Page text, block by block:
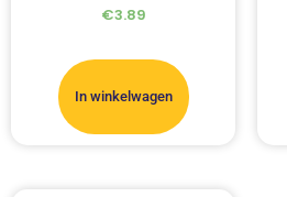
€3.89
In winkelwagen